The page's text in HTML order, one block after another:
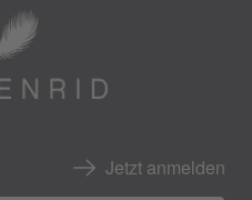
Jetzt anmelden